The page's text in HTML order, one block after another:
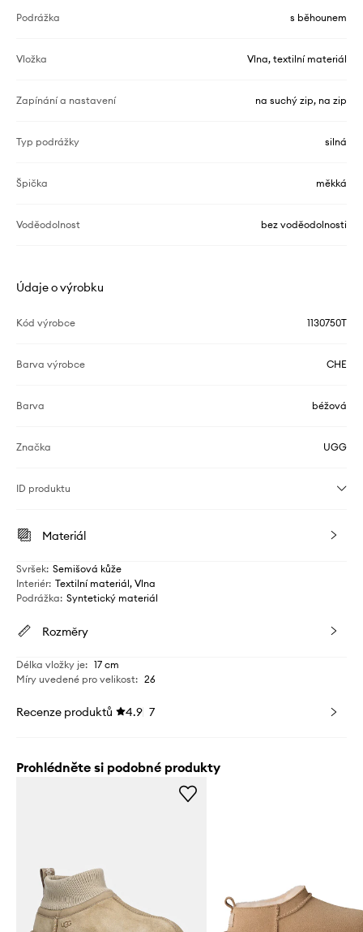
Podrážka s běhounem
Vložka Vlna, textilní materiál
Zapínání a nastavení na suchý zip, na zip
Typ podrážky silná
Špička měkká
Voděodolnost bez voděodolnosti
Údaje o výrobku
Kód výrobce 1130750T
Barva výrobce CHE
Barva béžová
Značka UGG
ID produktu
Materiál
Svršek: Semišová kůže
Interiér: Textilní materiál, Vlna
Podrážka: Syntetický materiál
Rozměry
Délka vložky je: 17 cm
Míry uvedené pro velikost: 26
Recenze produktů 4.9 7
Prohlédněte si podobné produkty